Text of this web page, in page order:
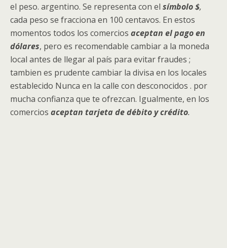
el peso. argentino. Se representa con el símbolo $,
cada peso se fracciona en 100 centavos. En estos
momentos todos los comercios aceptan el pago en
dólares, pero es recomendable cambiar a la moneda
local antes de llegar al país para evitar fraudes ;
tambien es prudente cambiar la divisa en los locales
establecido Nunca en la calle con desconocidos . por
mucha confianza que te ofrezcan. Igualmente, en los
comercios aceptan tarjeta de débito y crédito.